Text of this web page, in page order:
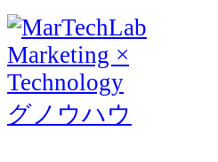
グノウハウ